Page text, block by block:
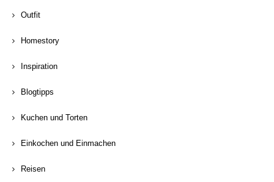
Outfit
Homestory
Inspiration
Blogtipps
Kuchen und Torten
Einkochen und Einmachen
Reisen